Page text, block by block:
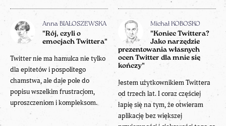
Anna BIAŁOSZEWSKA
"Rój, czyli o
emocjach Twittera"
Twitter nie ma hamulca nie tylko
dla epitetów i pospolitego
chamstwa, ale daje pole do
popisu wszelkim frustracjom,
uproszczeniom i kompleksom.
Michał KOBOSKO
"Koniec Twittera?
Jako narzędzie
prezentowania własnych
ocen Twitter dla mnie się
kończy"
Jestem użytkownikiem Twittera
od trzech lat. I coraz częściej
łapię się na tym, że otwieram
aplikację bez większej